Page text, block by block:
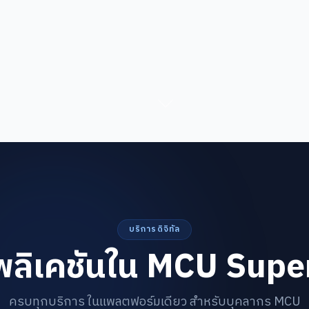
บริการดิจิทัล
เคชันใน MCU
ครบทุกบริการ ในแพลตฟอร์มเดียว สำหรับบุคลากร MCU